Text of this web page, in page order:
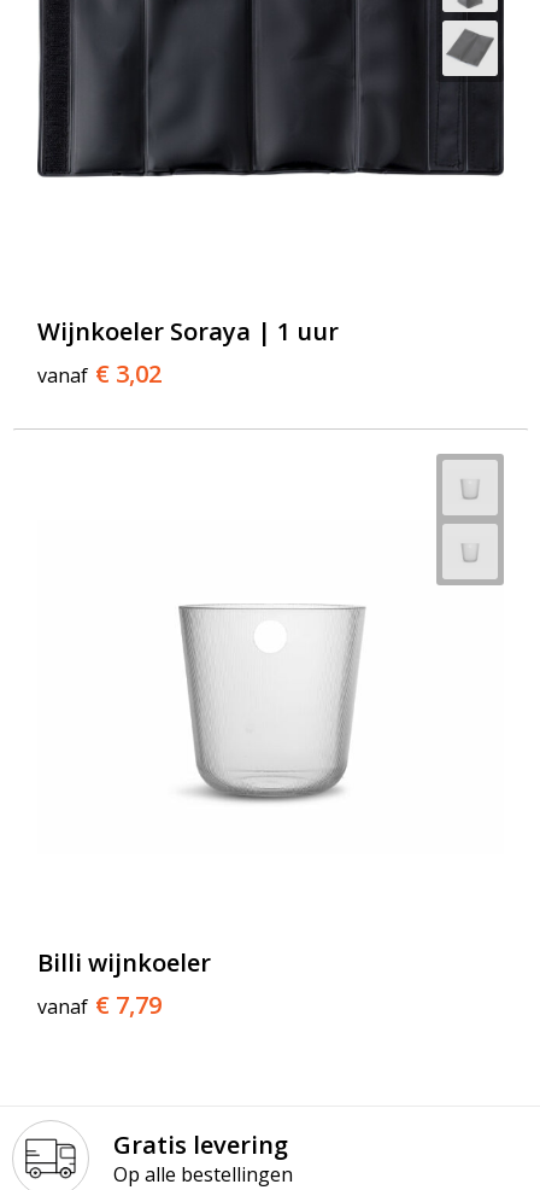
Wijnkoeler Soraya | 1 uur
vanaf € 3,02
Billi wijnkoeler
vanaf € 7,79
Gratis levering
Op alle bestellingen